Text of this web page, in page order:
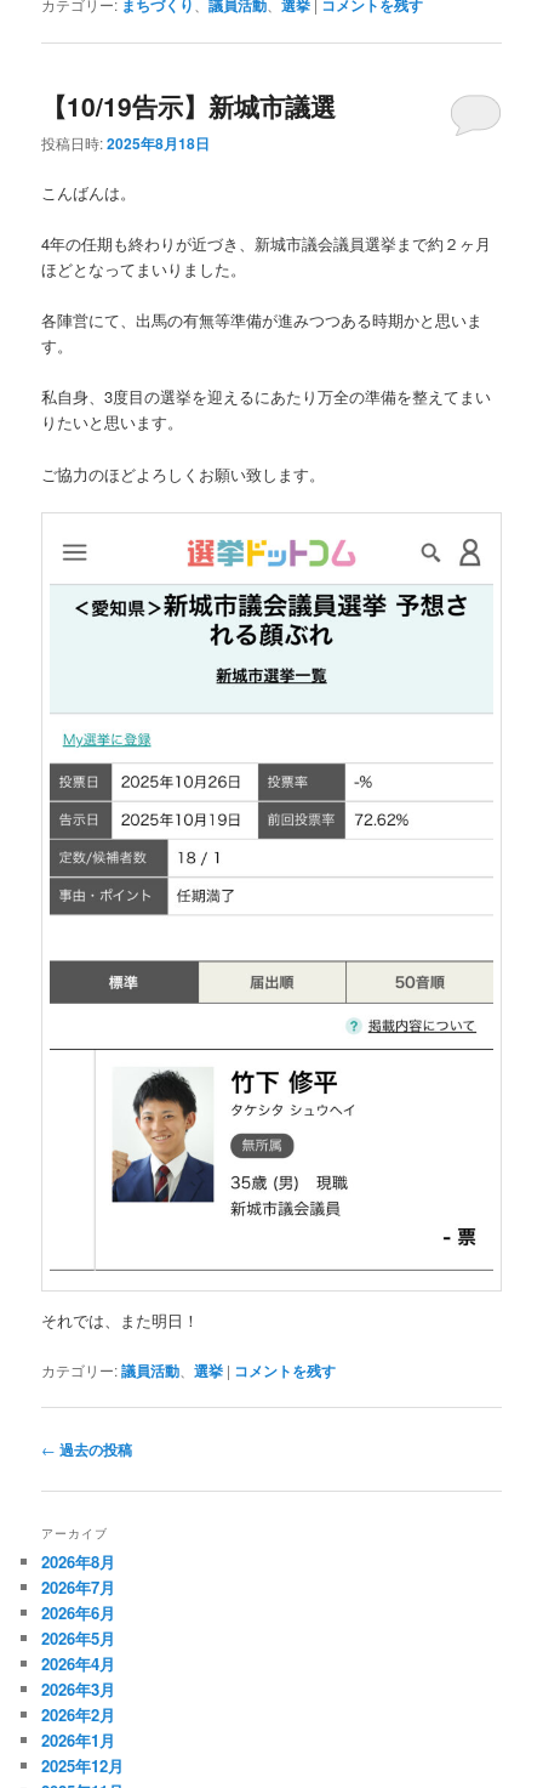
カテゴリー: まちづくり、議員活動、選挙 コメントを残す
【10/19告示】新城市議選
投稿日時:2025年8月18日
こんばんは。
4年の任期も終わりが近づき、新城市議会議員選挙まで約２ヶ月
ほどとなってまいりました。
各陣営にて、出馬の有無等準備が進みつつある時期かと思いま
す。
私自身、3度目の選挙を迎えるにあたり万全の準備を整えてまい
りたいと思います。
ご協力のほどよろしくお願い致します。
それでは、また明日！
カテゴリー:議員活動 、選挙 | コメントを残す
投
ナ
ー
シ
ョ
ン
← 過去の投稿
アーカイブ
2026年8月
2026年7月
2026年6月
2026年5月
2026年4月
2026年3月
2026年2月
2026年1月
2025年12月